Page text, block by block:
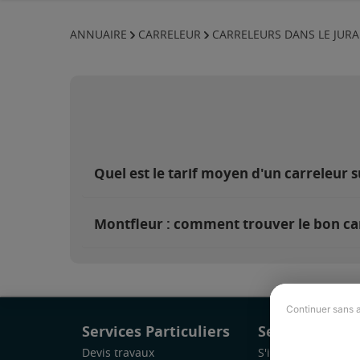
Continuer sans
ANNUAIRE CARRELEUR CARRELEURS DANS LE JURA
Quel est le tarif moyen d'un carreleur
Montfleur : comment trouver le bon
Services Particuliers
Devis travaux
Services Pro
S'inscrire